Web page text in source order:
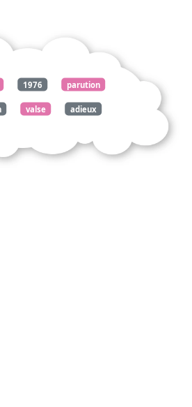
1976 parution
valse adieux
déclarait